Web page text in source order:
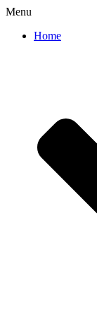
Menu
Home